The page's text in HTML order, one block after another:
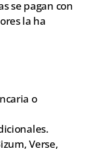
se pagan con
la ha
o
Verse,